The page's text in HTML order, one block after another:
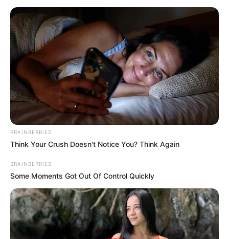
BRAINBERRIES
Think Your Crush Doesn't Notice You? Think Again
BRAINBERRIES
Some Moments Got Out Of Control Quickly